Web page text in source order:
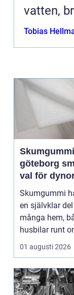
vatten,
Tobias
Skumgummi
göteborg smarta
val för
möbler och
Skumgummi
en självklar
många hem,
husbilar runt
landet. I
01 augusti 2026